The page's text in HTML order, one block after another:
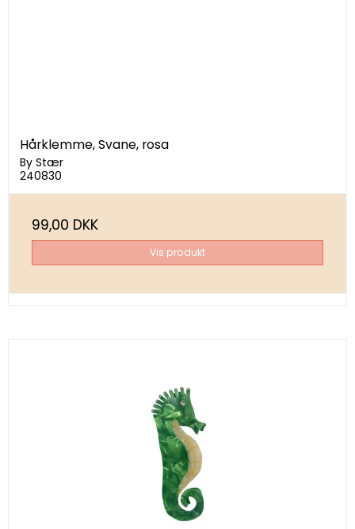
Hårklemme, Svane, rosa
By Stær
240830
99,00 DKK
Vis produkt